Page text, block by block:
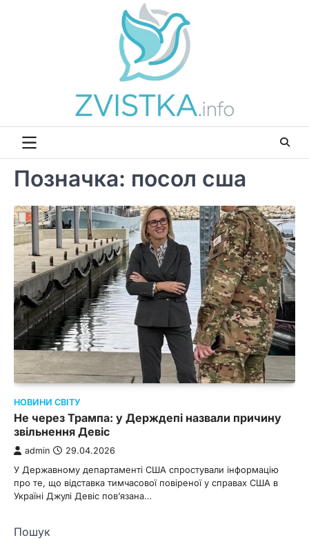
Позначка: посол сша
НОВИНИ СВІТУ
Не через Трампа: у Держдепі назвали причину
звільнення Девіс
admin 29.04.2026
У Державному департаменті США спростували інформацію
про те, що відставка тимчасової повіреної у справах США в
Україні Джулі Девіс пов’язана…
Пошук